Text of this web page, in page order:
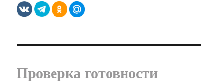
Проверка готовности